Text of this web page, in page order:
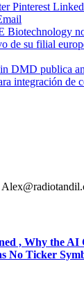
Pinterest
Biotechnology
de su filial
DMD publica
integración de
, Why the AI
No Ticker